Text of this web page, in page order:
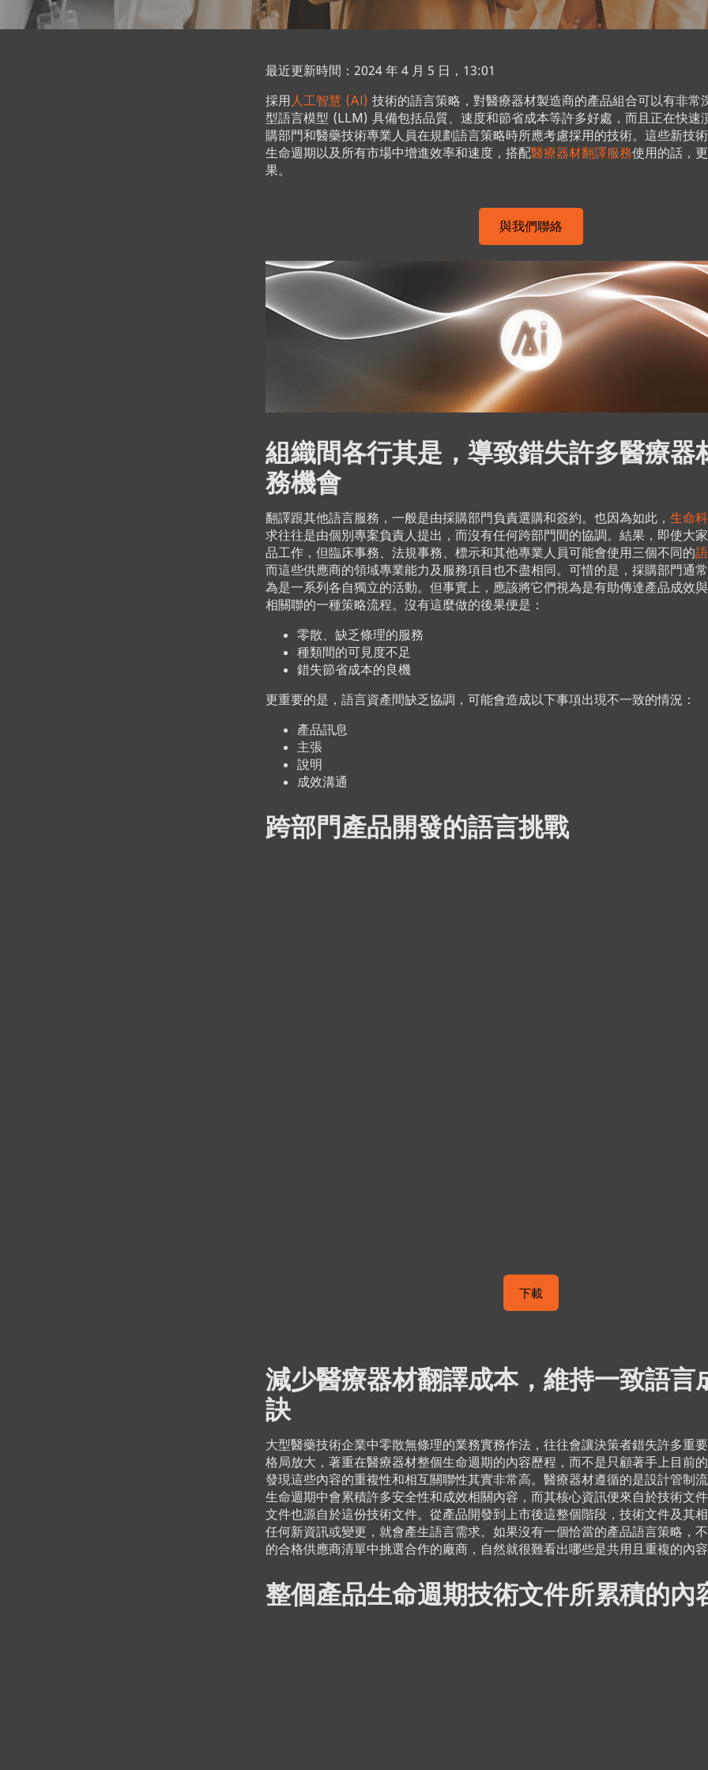
最近更新時間：2024 年 4 月 5 日，13:01
採用 人工智慧 (AI) 技術的語言策略，對醫療器材製造商的產品組合可以有非常
型語言模型 (LLM) 具備包括品質、速度和節省成本等許多好處，而且正在快速
購部門和醫藥技術專業人員在規劃語言策略時所應考慮採用的技術。這些新技
生命週期以及所有市場中增進效率和速度，搭配醫療器材翻譯服務使用的話，
果。
與我們聯絡
組織間各行其是，導致錯失許多醫療器
務機會
翻譯跟其他語言服務，一般是由採購部門負責選購和簽約。也因為如此， 生命
求往往是由個別專案負責人提出，而沒有任何跨部門間的協調。結果，即使大
品工作，但臨床事務、法規事務、標示和其他專業人員可能會使用三個不同的
而這些供應商的領域專業能力及服務項目也不盡相同。可惜的是，採購部門通
為是一系列各自獨立的活動。但事實上，應該將它們視為是有助傳達產品成效
相關聯的一種策略流程。沒有這麼做的後果便是：
零散、缺乏條理的服務
種類間的可見度不足
錯失節省成本的良機
更重要的是，語言資產間缺乏協調，可能會造成以下事項出現不一致的情況：
產品訊息
主張
說明
成效溝通
跨部門產品開發的語言挑戰
下載
減少醫療器材翻譯成本，維持一致語言
訣
大型醫藥技術企業中零散無條理的業務實務作法，往往會讓決策者錯失許多重
格局放大，著重在醫療器材整個生命週期的內容歷程，而不是只顧著手上目前
發現這些內容的重複性和相互關聯性其實非常高。醫療器材遵循的是設計管制
生命週期中會累積許多安全性和成效相關內容，而其核心資訊便來自於技術文
文件也源自於這份技術文件。從產品開發到上市後這整個階段，技術文件及其
任何新資訊或變更，就會產生語言需求。如果沒有一個恰當的產品語言策略，
的合格供應商清單中挑選合作的廠商，自然就很難看出哪些是共用且重複的內
整個產品生命週期技術文件所累積的內